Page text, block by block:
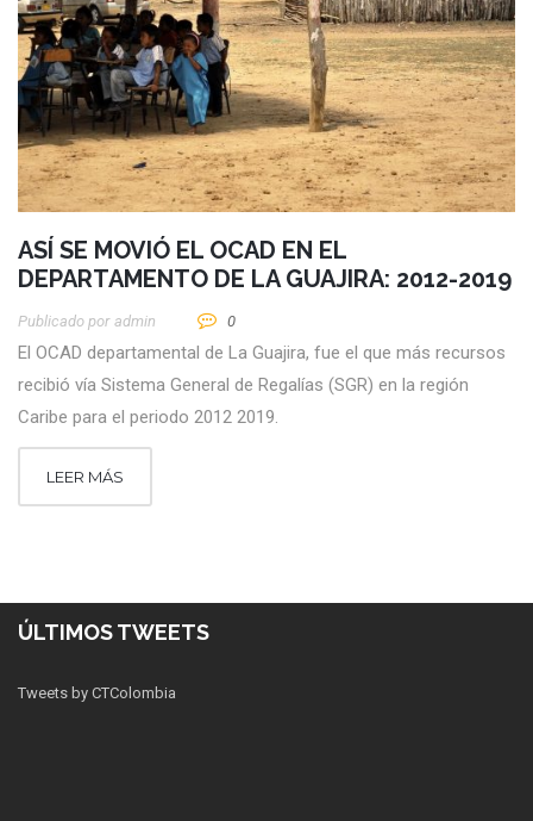
ASÍ SE MOVIÓ EL OCAD EN EL
DEPARTAMENTO DE LA GUAJIRA: 2012-2019
Publicado por Admin 0
El OCAD departamental de La Guajira, fue el que más recursos
recibió vía Sistema General de Regalías (SGR) en la región
Caribe para el periodo 2012 2019.
LEER MÁS
ÚLTIMOS TWEETS
Tweets by CTColombia